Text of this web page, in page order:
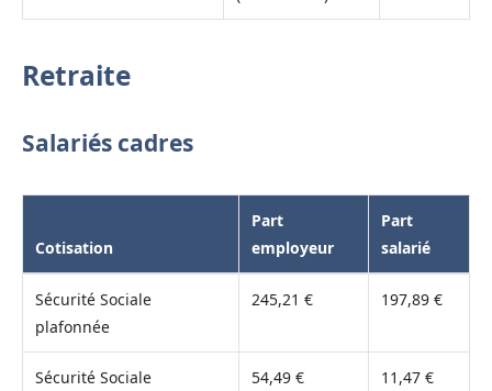
Retraite
Salariés cadres
Cotisation
Part
employeur
Part
salarié
Sécurité Sociale
plafonnée
245,21 € 197,89 €
Sécurité Sociale
54,49 € 11,47 €